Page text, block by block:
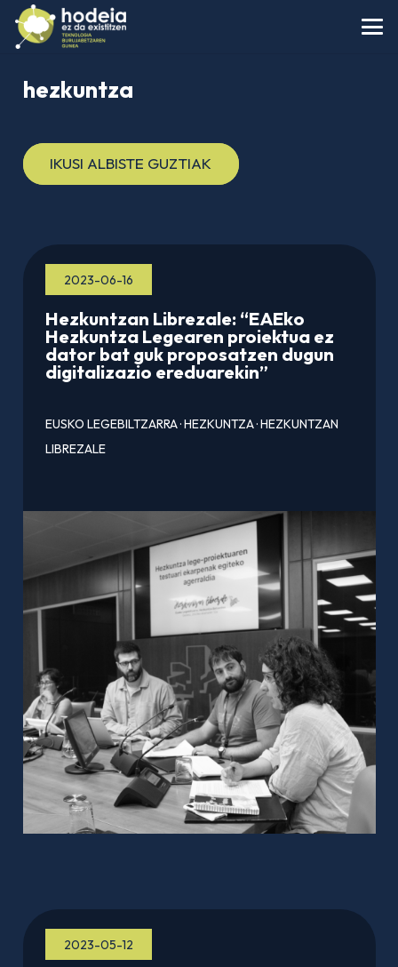
hezkuntza
IKUSI ALBISTE GUZTIAK
2023-06-16
Hezkuntzan Librezale: “EAEko
Hezkuntza Legearen proiektua ez
dator bat guk proposatzen dugun
digitalizazio ereduarekin”
EUSKO LEGEBILTZARRA·HEZKUNTZA·HEZKUNTZAN
LIBREZALE
2023-05-12